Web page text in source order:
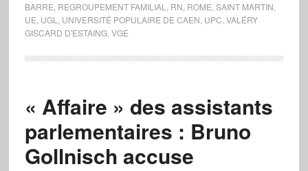
BARRE REGROUPEMENT FAMILIAL RN ROME SAINT MARTIN
UE UGL UNIVERSITÉ POPULAIRE DE CAEN UPC VALÉRY
GISCARD D'ESTAING, VGE
« Affaire » des assistants
parlementaires : Bruno
Gollnisch accuse